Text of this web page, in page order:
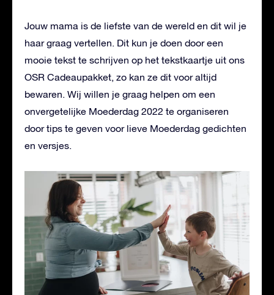
Jouw mama is de liefste van de wereld en dit wil je
haar graag vertellen. Dit kun je doen door een
mooie tekst te schrijven op het tekstkaartje uit ons
OSR Cadeaupakket, zo kan ze dit voor altijd
bewaren. Wij willen je graag helpen om een
onvergetelijke Moederdag 2022 te organiseren
door tips te geven voor lieve Moederdag gedichten
en versjes.